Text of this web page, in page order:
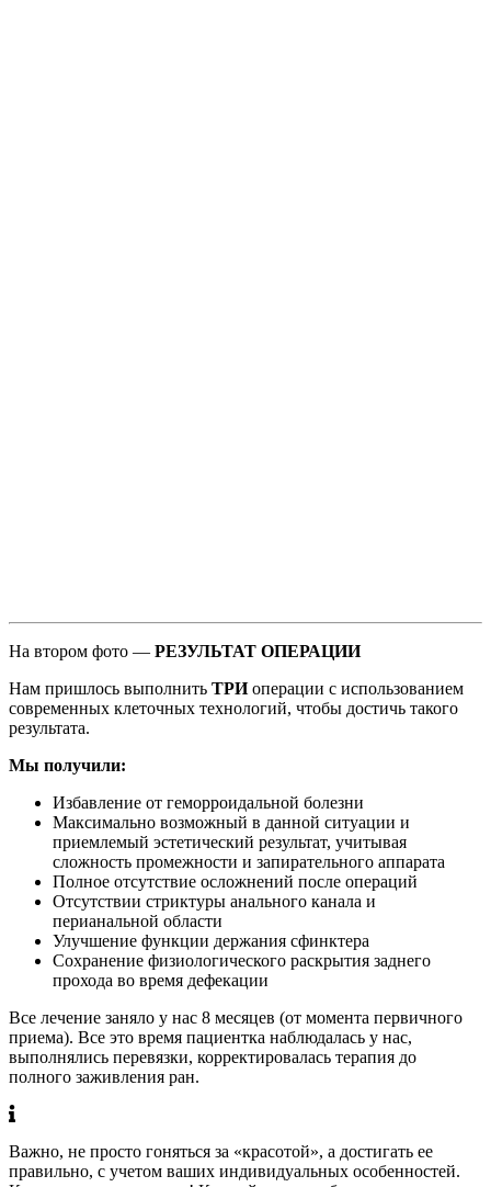
На втором фото — РЕЗУЛЬТАТ ОПЕРАЦИИ
Нам пришлось выполнить ТРИоперации с использованием
современных клеточных технологий, чтобы достичь такого
результата.
Мы получили:
Избавление от геморроидальной болезни
Максимально возможный в данной ситуации и
приемлемый эстетический результат, учитывая
сложность промежности и запирательного аппарата
Полное отсутствие осложнений после операций
Отсутствии стриктуры анального канала и
перианальной области
Улучшение функции держания сфинктера
Сохранение физиологического раскрытия заднего
прохода во время дефекации
Все лечение заняло у нас 8 месяцев (от момента первичного
приема). Все это время пациентка наблюдалась у нас,
выполнялись перевязки, корректировалась терапия до
полного заживления ран.
Важно, не просто гоняться за «красотой», а достигать ее
правильно, с учетом ваших индивидуальных особенностей.